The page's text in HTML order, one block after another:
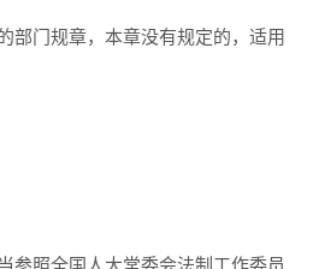
部门规章，本章没有规定的，适用
参照全国人大常委会法制工作委员